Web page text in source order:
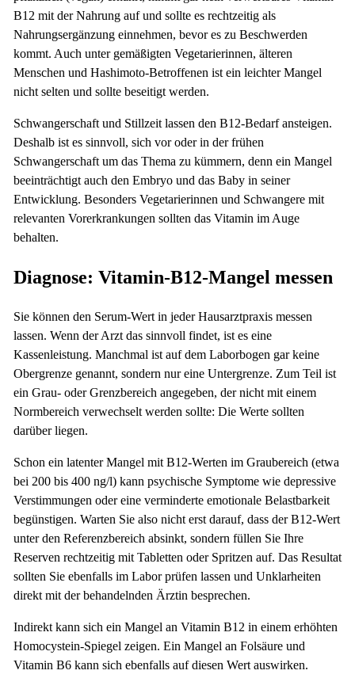
B12 mit der Nahrung auf und sollte es rechtzeitig als
Nahrungsergänzung einnehmen, bevor es zu Beschwerden
kommt. Auch unter gemäßigten Vegetarierinnen, älteren
Menschen und Hashimoto-Betroffenen ist ein leichter Mangel
nicht selten und sollte beseitigt werden.
Schwangerschaft und Stillzeit lassen den B12-Bedarf ansteigen.
Deshalb ist es sinnvoll, sich vor oder in der frühen
Schwangerschaft um das Thema zu kümmern, denn ein Mangel
beeinträchtigt auch den Embryo und das Baby in seiner
Entwicklung. Besonders Vegetarierinnen und Schwangere mit
relevanten Vorerkrankungen sollten das Vitamin im Auge
behalten.
Diagnose: Vitamin-B12-Mangel messen
Sie können den Serum-Wert in jeder Hausarztpraxis messen
lassen. Wenn der Arzt das sinnvoll findet, ist es eine
Kassenleistung. Manchmal ist auf dem Laborbogen gar keine
Obergrenze genannt, sondern nur eine Untergrenze. Zum Teil ist
ein Grau- oder Grenzbereich angegeben, der nicht mit einem
Normbereich verwechselt werden sollte: Die Werte sollten
darüber liegen.
Schon ein latenter Mangel mit B12-Werten im Graubereich (etwa
bei 200 bis 400 ng/l) kann psychische Symptome wie depressive
Verstimmungen oder eine verminderte emotionale Belastbarkeit
begünstigen. Warten Sie also nicht erst darauf, dass der B12-Wert
unter den Referenzbereich absinkt, sondern füllen Sie Ihre
Reserven rechtzeitig mit Tabletten oder Spritzen auf. Das Resultat
sollten Sie ebenfalls im Labor prüfen lassen und Unklarheiten
direkt mit der behandelnden Ärztin besprechen.
Indirekt kann sich ein Mangel an Vitamin B12 in einem erhöhten
Homocystein-Spiegel zeigen. Ein Mangel an Folsäure und
Vitamin B6 kann sich ebenfalls auf diesen Wert auswirken.